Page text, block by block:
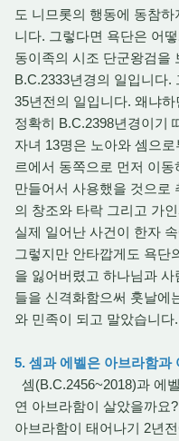
도 니므롯의 행동에 동참
니다. 그렇다면 욕단은 어
동이족의 시조 단군왕검을
B.C.2333년경의 일입니다
35년전의 일입니다. 왜냐
정확히 B.C.2398년경이기
자녀 13명은 노아와 셈으
르에서 동쪽으로 먼저 이
만들어서 사용했을 것으로
의 창조와 타락 그리고 가
실제 일어난 사건이 한자
그렇지만 안타깝게도 욕단
을 잃어버렸고 하나님과
들을 신격화함으써 훗날에
와 민족이 되고 말았습니다.
5. 셈과 에벨은 아브라함과
셈(B.C.2456~2018)과 에
연 아브라함이 살았을까요
아브라함이 태어나기 2년